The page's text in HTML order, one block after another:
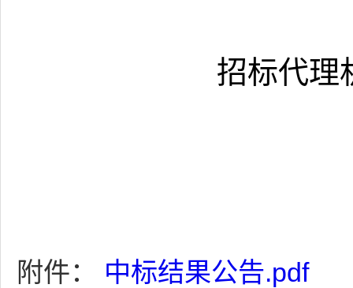
招标代理
附件： 中标结果公告.pdf